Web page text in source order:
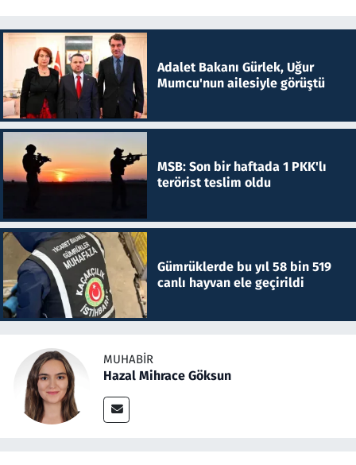
Adalet Bakanı Gürlek, Uğur
Mumcu'nun ailesiyle görüştü
MSB: Son bir haftada 1 PKK'lı
terörist teslim oldu
Gümrüklerde bu yıl 58 bin 519
canlı hayvan ele geçirildi
MUHABIR
Hazal Mihrace Göksun